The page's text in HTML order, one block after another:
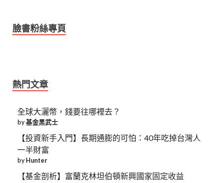
臉書粉絲專頁
熱門文章
全球大灑幣，錢要往哪裡去？
by基金黑武士
【投資新手入門】長期通膨的可怕：40年吃掉台灣人
一半財富
byHunter
【基金剖析】富蘭克林坦伯頓新興國家固定收益